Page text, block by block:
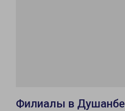
Филиалы в Душанбе